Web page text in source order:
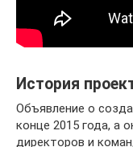
История
Объявление о
конце 2015 года, а
директоров и